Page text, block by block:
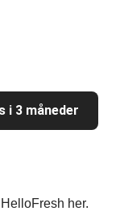
i 3 måneder
her.